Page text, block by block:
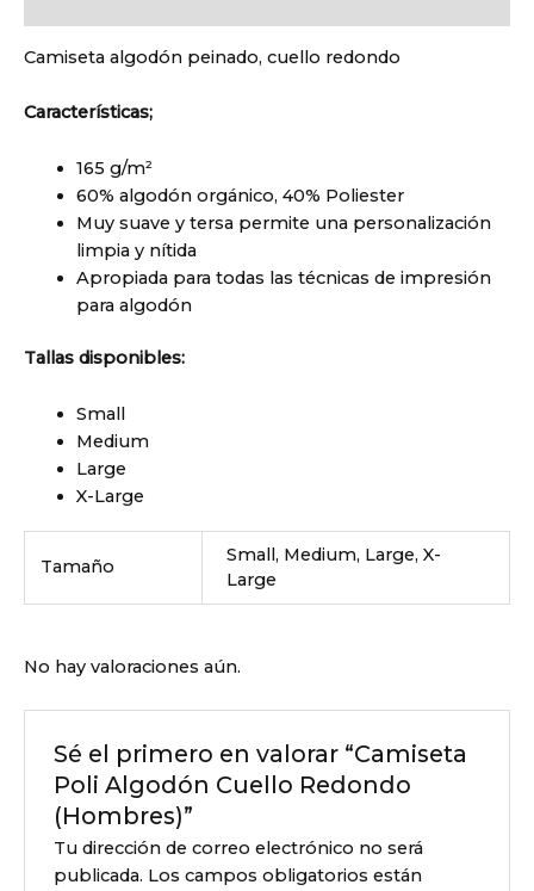
Camiseta algodón peinado, cuello redondo
Características;
165 g/m²
60% algodón orgánico, 40% Poliester
Muy suave y tersa permite una personalización
limpia y nítida
Apropiada para todas las técnicas de impresión
para algodón
Tallas disponibles:
Small
Medium
Large
X-Large
Tamaño
Small, Medium, Large, X-
Large
No hay valoraciones aún.
Sé el primero en valorar “Camiseta
Poli Algodón Cuello Redondo
(Hombres)”
Tu dirección de correo electrónico no será
publicada. Los campos obligatorios están